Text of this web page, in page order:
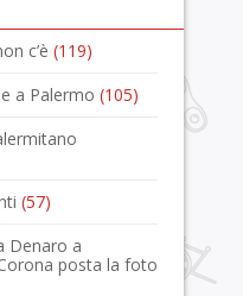
c’è (119)
a Palermo (105)
(57)
Denaro a
posta la foto